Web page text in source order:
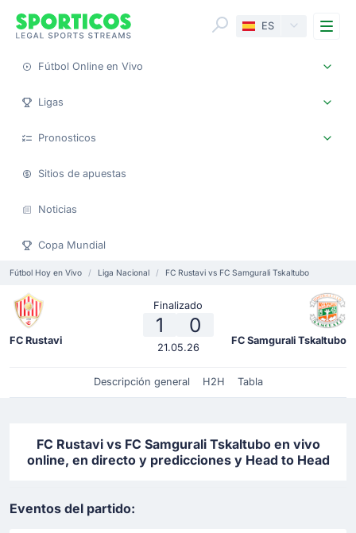
ES
Fútbol Online en Vivo
Ligas
Pronosticos
Sitios de apuestas
Noticias
Copa Mundial
Fútbol Hoy en Vivo Liga Nacional FC Rustavi vs FC Samgurali Tskaltubo
FC Rustavi
Finalizado
1 0
21.05.26
FC Samgurali Tskaltubo
Descripción general H2H Tabla
FC Rustavi vs FC Samgurali Tskaltubo en vivo
online, en directo y predicciones y Head to Head
Eventos del partido: